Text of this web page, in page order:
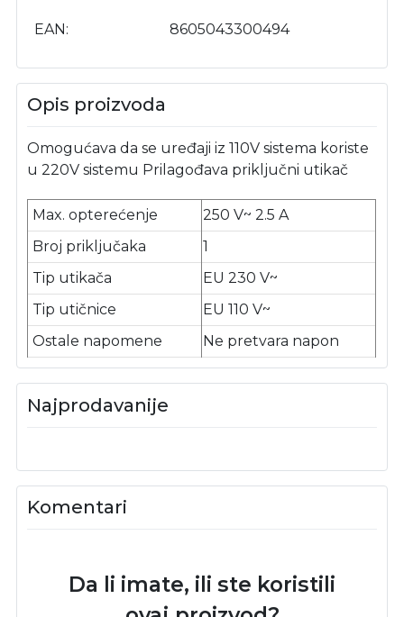
EAN 8605043300494
Opis proizvoda
Omogućava da se uređaji iz 110V sistema koriste
u 220V sistemu Prilagođava priključni utikač
Max. opterećenje
250 V~ 2.5 A
Broj priključaka
1
Tip utikača
EU 230 V~
Tip utičnice
EU 110 V~
Ostale napomene
Ne pretvara napon
Najprodavanije
Komentari
Da li imate, ili ste koristili